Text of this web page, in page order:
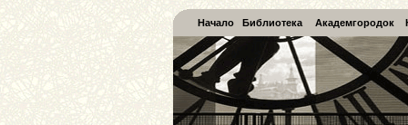
Начало Библиотека Академгородок